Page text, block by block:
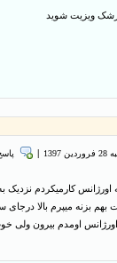
ویزیت شوید
1397
بزنه میپرم بالا درجای
که از اورژانس اومدم